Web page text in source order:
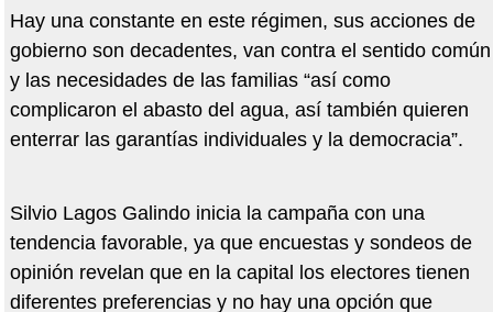
Hay una constante en este régimen, sus acciones de
gobierno son decadentes, van contra el sentido común
y las necesidades de las familias “así como
complicaron el abasto del agua, así también quieren
enterrar las garantías individuales y la democracia”.
Silvio Lagos Galindo inicia la campaña con una
tendencia favorable, ya que encuestas y sondeos de
opinión revelan que en la capital los electores tienen
diferentes preferencias y no hay una opción que